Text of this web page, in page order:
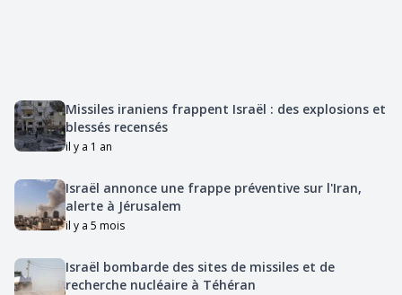
Missiles iraniens frappent Israël : des explosions et
blessés recensés
il y a 1 an
Israël annonce une frappe préventive sur l'Iran,
alerte à Jérusalem
il y a 5 mois
Israël bombarde des sites de missiles et de
recherche nucléaire à Téhéran